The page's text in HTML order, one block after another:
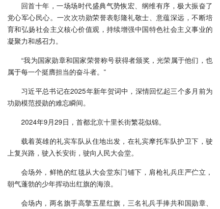
回首十年，一场场时代盛典气势恢宏、纲维有序，极大振奋了
党心军心民心。一次次功勋荣誉表彰隆礼敬士、意蕴深远，不断培
育和弘扬社会主义核心价值观，持续增强中国特色社会主义事业的
凝聚力和感召力。
“我为国家勋章和国家荣誉称号获得者颁奖，光荣属于他们，也
属于每一个挺膺担当的奋斗者。”
习近平总书记在2025年新年贺词中，深情回忆起三个多月前为
功勋模范授勋的难忘瞬间。
2024年9月29日，首都北京十里长街繁花似锦。
载着英雄的礼宾车队从住地出发，在礼宾摩托车队护卫下，驶
上复兴路，驶入长安街，驶向人民大会堂。
会场外，鲜艳的红毯从大会堂东门铺下，肩枪礼兵庄严伫立，
朝气蓬勃的少年挥动出红旗的海浪。
会场内，两名旗手高擎五星红旗，三名礼兵手捧共和国勋章、